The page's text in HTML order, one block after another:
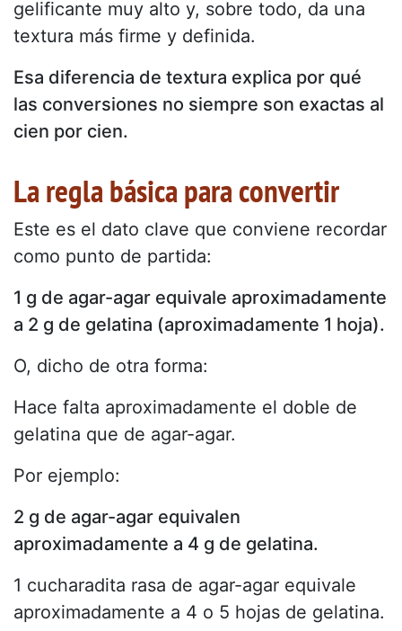
gelificante muy alto y, sobre todo, da una
textura más firme y definida.
Esa diferencia de textura explica por qué
las conversiones no siempre son exactas al
cien por cien.
La regla básica para convertir
Este es el dato clave que conviene recordar
como punto de partida:
1 g de agar-agar equivale aproximadamente
a 2 g de gelatina (aproximadamente 1 hoja).
O, dicho de otra forma:
Hace falta aproximadamente el doble de
gelatina que de agar-agar.
Por ejemplo:
2 g de agar-agar equivalen
aproximadamente a 4 g de gelatina.
1 cucharadita rasa de agar-agar equivale
aproximadamente a 4 o 5 hojas de gelatina.